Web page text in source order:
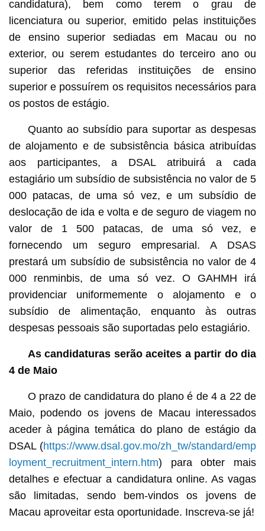
candidatura), bem como terem o grau de
licenciatura ou superior, emitido pelas instituições
de ensino superior sediadas em Macau ou no
exterior, ou serem estudantes do terceiro ano ou
superior das referidas instituições de ensino
superior e possuírem os requisitos necessários para
os postos de estágio.
Quanto ao subsídio para suportar as despesas
de alojamento e de subsistência básica atribuídas
aos participantes, a DSAL atribuirá a cada
estagiário um subsídio de subsistência no valor de 5
000 patacas, de uma só vez, e um subsídio de
deslocação de ida e volta e de seguro de viagem no
valor de 1 500 patacas, de uma só vez, e
fornecendo um seguro empresarial. A DSAS
prestará um subsídio de subsistência no valor de 4
000 renminbis, de uma só vez. O GAHMH irá
providenciar uniformemente o alojamento e o
subsídio de alimentação, enquanto às outras
despesas pessoais são suportadas pelo estagiário.
As candidaturas serão aceites a partir do dia
4 de Maio
O prazo de candidatura do plano é de 4 a 22 de
Maio, podendo os jovens de Macau interessados
aceder à página temática do plano de estágio da
DSAL (https://www.dsal.gov.mo/zh_tw/standard/emp
loyment_recruitment_intern.htm) para obter mais
detalhes e efectuar a candidatura online. As vagas
são limitadas, sendo bem-vindos os jovens de
Macau aproveitar esta oportunidade. Inscreva-se já!